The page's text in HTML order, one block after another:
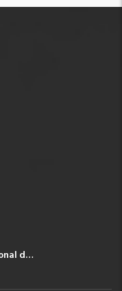
5º Salão Internacional de Impressão, Imagem, Comunicação Digital e Têxtil Promocional